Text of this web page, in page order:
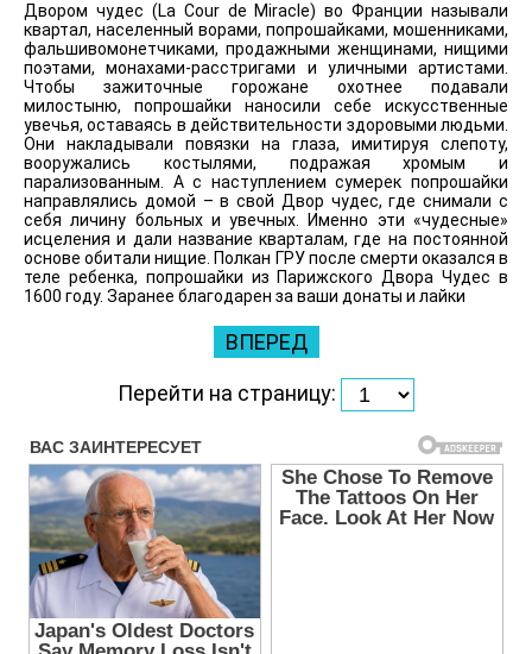
Двором чудес (La Cour de Miracle) во Франции называли
квартал, населенный ворами, попрошайками, мошенниками,
фальшивомонетчиками, продажными женщинами, нищими
поэтами, монахами-расстригами и уличными артистами.
Чтобы зажиточные горожане охотнее подавали
милостыню, попрошайки наносили себе искусственные
увечья, оставаясь в действительности здоровыми людьми.
Они накладывали повязки на глаза, имитируя слепоту,
вооружались костылями, подражая хромым и
парализованным. А с наступлением сумерек попрошайки
направлялись домой – в свой Двор чудес, где снимали с
себя личину больных и увечных. Именно эти «чудесные»
исцеления и дали название кварталам, где на постоянной
основе обитали нищие. Полкан ГРУ после смерти оказался в
теле ребенка, попрошайки из Парижского Двора Чудес в
1600 году. Заранее благодарен за ваши донаты и лайки
ВПЕРЕД
Перейти на страницу: